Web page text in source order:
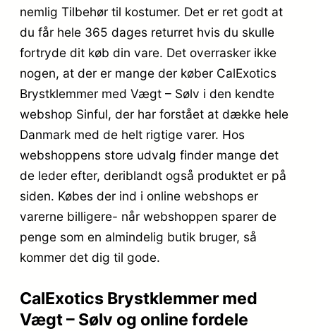
nemlig Tilbehør til kostumer. Det er ret godt at
du får hele 365 dages returret hvis du skulle
fortryde dit køb din vare. Det overrasker ikke
nogen, at der er mange der køber CalExotics
Brystklemmer med Vægt – Sølv i den kendte
webshop Sinful, der har forstået at dække hele
Danmark med de helt rigtige varer. Hos
webshoppens store udvalg finder mange det
de leder efter, deriblandt også produktet er på
siden. Købes der ind i online webshops er
varerne billigere- når webshoppen sparer de
penge som en almindelig butik bruger, så
kommer det dig til gode.
CalExotics Brystklemmer med
Vægt – Sølv og online fordele